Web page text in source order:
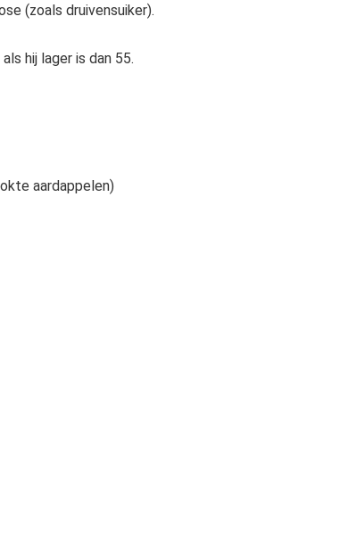
(zoals druivensuiker).
hij lager is dan 55.
aardappelen)